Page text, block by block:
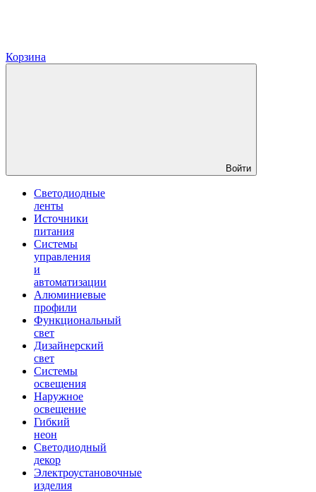
Корзина
Войти
Светодиодные
ленты
Источники
питания
Системы
управления
и
автоматизации
Алюминиевые
профили
Функциональный
свет
Дизайнерский
свет
Системы
освещения
Наружное
освещение
Гибкий
неон
Светодиодный
декор
Электроустановочные
изделия